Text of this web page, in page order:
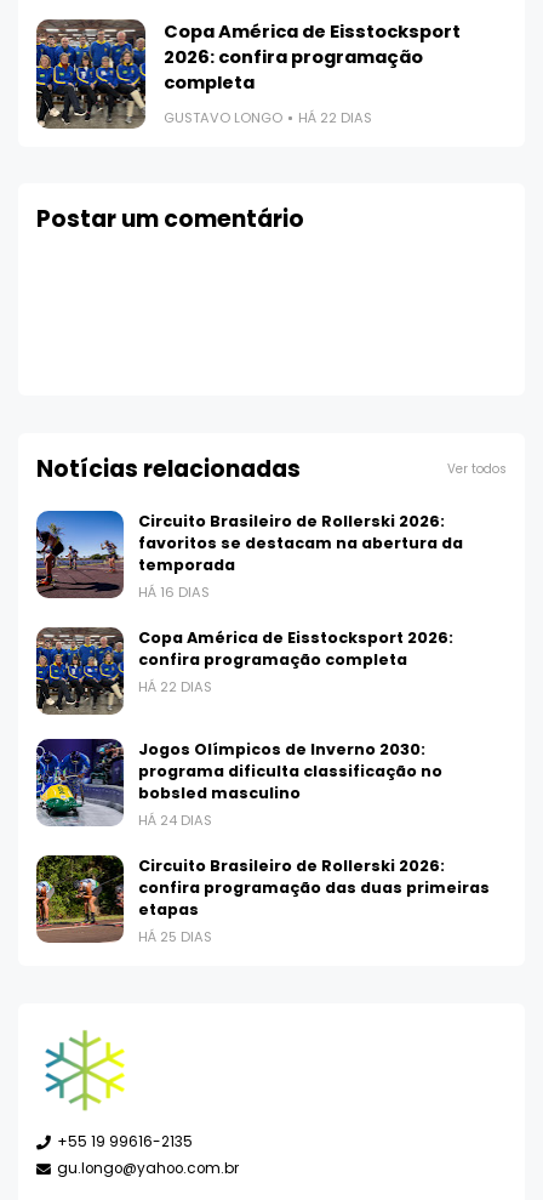
Copa América de Eisstocksport
2026: confira programação
completa
GUSTAVO LONGO HÁ 22 DIAS
Postar um comentário
Notícias relacionadas Ver todos
Circuito Brasileiro de Rollerski 2026:
favoritos se destacam na abertura da
temporada
HÁ 16 DIAS
Copa América de Eisstocksport 2026:
confira programação completa
HÁ 22 DIAS
Jogos Olímpicos de Inverno 2030:
programa dificulta classificação no
bobsled masculino
HÁ 24 DIAS
Circuito Brasileiro de Rollerski 2026:
confira programação das duas primeiras
etapas
HÁ 25 DIAS
+55 19 99616-2135
gu.longo@yahoo.com.br